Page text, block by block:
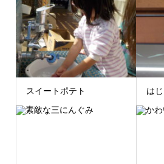
スイートポテト は